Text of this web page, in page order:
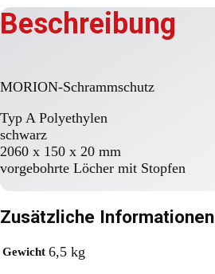
Beschreibung
MORION-Schrammschutz
Typ A Polyethylen
schwarz
2060 x 150 x 20 mm
vorgebohrte Löcher mit Stopfen
Zusätzliche Informationen
Gewicht 6,5 kg